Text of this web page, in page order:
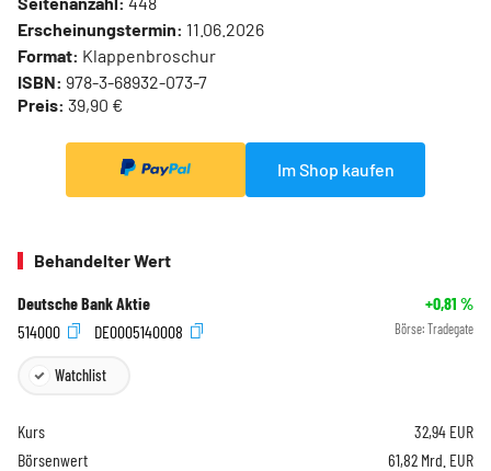
Erscheinungstermin: 11.06.2026
Format: Klappenbroschur
ISBN: 978-3-68932-073-7
Preis: 39,90 €
Im Shop kaufen
Behandelter Wert
Deutsche Bank Aktie +0,81 %
514000
DE0005140008 Börse: Tradegate
Watchlist
Kurs 32,94 EUR
Börsenwert
61,82 Mrd. EUR